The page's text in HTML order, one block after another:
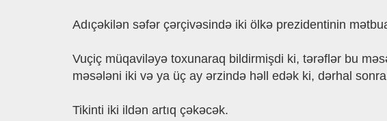
Adıçəkilən səfər çərçivəsində iki ölkə prezidentinin
Vuçiç müqaviləyə toxunaraq bildirmişdi ki, tərəflər bu
məsələni iki və ya üç ay ərzində həll edək ki, dərhal
Tikinti iki ildən artıq çəkəcək.